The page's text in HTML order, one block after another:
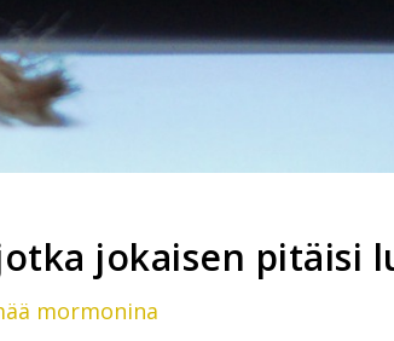
jokaisen pitäisi
mormonina